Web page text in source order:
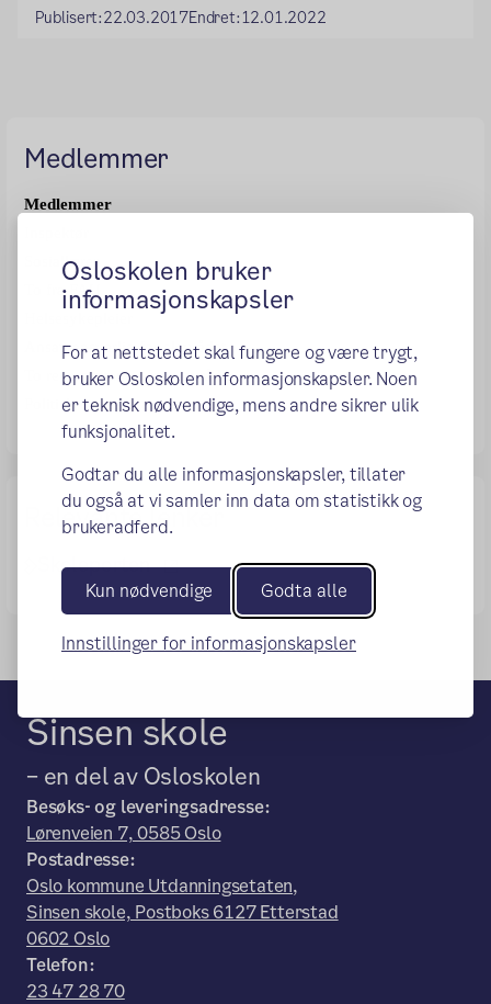
Osloskolen bruker
informasjonskapsler
For at nettstedet skal fungere og være trygt,
bruker Osloskolen informasjonskapsler. Noen
er teknisk nødvendige, mens andre sikrer ulik
funksjonalitet.
Godtar du alle informasjonskapsler, tillater
du også at vi samler inn data om statistikk og
brukeradferd.
Kun nødvendige Godta alle
Innstillinger for informasjonskapsler
Publisert:22.03.2017Endret:12.01.2022
Medlemmer
Medlemmer
Sosiallærer
To fra FAU
Ansatt ansvarlig for elevrådet
To representanter for elevrådet
Politisk representant
Relevante lenker
Skoleporten (ekstern lenke)
Sinsen skole
– en del av Osloskolen
Besøks- og leveringsadresse:
Lørenveien 7, 0585 Oslo
Postadresse:
Oslo kommune Utdanningsetaten,
Sinsen skole, Postboks 6127 Etterstad
0602 Oslo
Telefon:
23 47 28 70